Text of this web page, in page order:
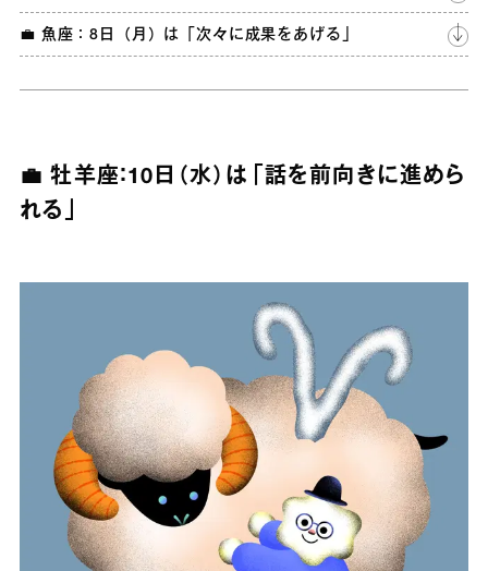
💼 魚座：8日（月）は「次々に成果をあげる」
💼 牡羊座：10日（水）は「話を前向きに進めら
れる」